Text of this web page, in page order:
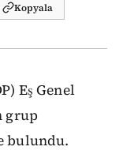
Kopyala
Eş Genel
grup
bulundu.